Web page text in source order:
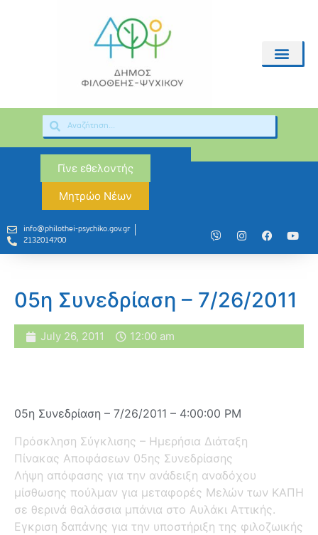
Γίνε εθελοντής
Μητρώο Νέων
info@philothei-psychiko.gov.gr
2132014700
05η Συνεδρίαση – 7/26/2011
July 26, 2011 12:00 am
05η Συνεδρίαση – 7/26/2011 – 4:00:00 PM
Πρόσκληση Σύγκλισης – Ημερήσια Διάταξη
Πίνακας Αποφάσεων 05ης Συνεδρίασης
Λήψη απόφασης για την ανάδειξη αναδόχου
μίσθωσης πούλμαν για μεταφορές Μελών των ΚΑΠΗ
σε θερινά θαλάσσια μπάνια στο Αυλάκι Αττικής.
Εγκριση δαπάνης για την υποστήριξη της φιλοζωικής